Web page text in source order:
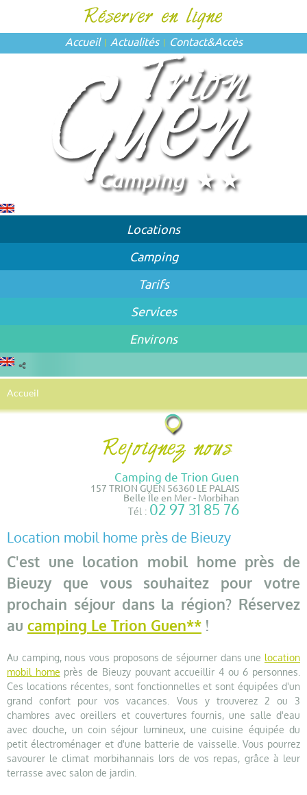
Accueil Actualités Contact&Accès
Locations
Camping
Tarifs
Services
Environs
Accueil
Camping de Trion Guen
157 TRION GUEN 56360 LE PALAIS
Belle Île en Mer - Morbihan
Tél : 02 97 31 85 76
Location mobil home près de Bieuzy
C'est une location mobil home près de
Bieuzy que vous souhaitez pour votre
prochain séjour dans la région? Réservez
au camping Le Trion Guen** !
Au camping, nous vous proposons de séjourner dans une location
mobil home près de Bieuzy pouvant accueillir 4 ou 6 personnes.
Ces locations récentes, sont fonctionnelles et sont équipées d'un
grand confort pour vos vacances. Vous y trouverez 2 ou 3
chambres avec oreillers et couvertures fournis, une salle d'eau
avec douche, un coin séjour lumineux, une cuisine équipée du
petit électroménager et d'une batterie de vaisselle. Vous pourrez
savourer le climat morbihannais lors de vos repas, grâce à leur
terrasse avec salon de jardin.